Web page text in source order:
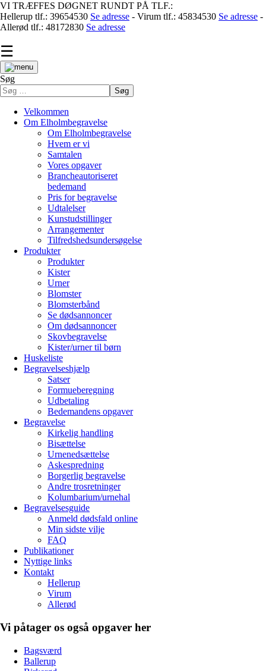
VI TRÆFFES DØGNET RUNDT PÅ TLF.:
Hellerup tlf.: 39654530 Se adresse - Virum tlf.: 45834530 Se adresse -
Allerød tlf.: 48172830 Se adresse
☰
Søg
Søg
Velkommen
Om Elholmbegravelse
Om Elholmbegravelse
Hvem er vi
Samtalen
Vores opgaver
Brancheautoriseret
bedemand
Pris for begravelse
Udtalelser
Kunstudstillinger
Arrangementer
Tilfredshedsundersøgelse
Produkter
Produkter
Kister
Urner
Blomster
Blomsterbånd
Se dødsannoncer
Om dødsannoncer
Skovbegravelse
Kister/urner til børn
Huskeliste
Begravelseshjælp
Satser
Formueberegning
Udbetaling
Bedemandens opgaver
Begravelse
Kirkelig handling
Bisættelse
Urnenedsættelse
Askespredning
Borgerlig begravelse
Andre trosretninger
Kolumbarium/urnehal
Begravelsesguide
Anmeld dødsfald online
Min sidste vilje
FAQ
Publikationer
Nyttige links
Kontakt
Hellerup
Virum
Allerød
Vi påtager os også opgaver her
Bagsværd
Ballerup